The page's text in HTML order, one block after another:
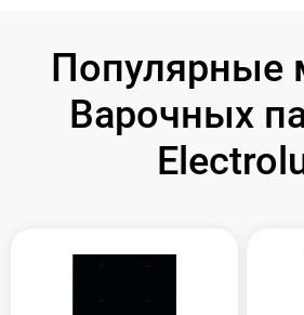
Популярные
Варочных